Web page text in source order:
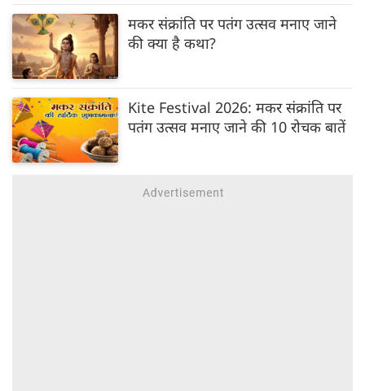
मकर संक्रांति पर पतंग उत्सव मनाए जाने
की क्या है कथा?
Kite Festival 2026: मकर संक्रांति पर
पतंग उत्सव मनाए जाने की 10 रोचक बातें